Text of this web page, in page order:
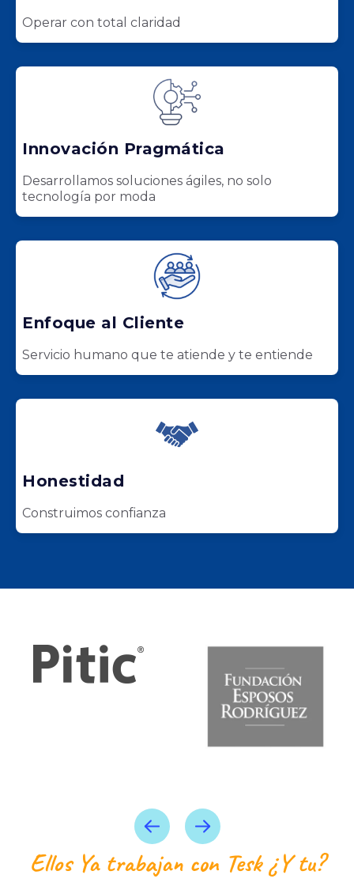
Operar con total claridad
Innovación Pragmática
Desarrollamos soluciones ágiles, no solo
tecnología por moda
Enfoque al Cliente
Servicio humano que te atiende y te entiende
Honestidad
Construimos confianza
Ellos Ya trabajan con Tesk ¿Y tu?